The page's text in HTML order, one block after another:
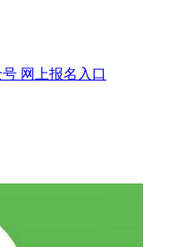
号 网上报名入口